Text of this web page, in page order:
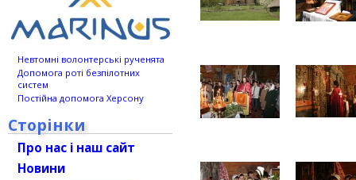
Невтомні волонтерські рученята
Допомога роті безпілотних
систем
Постійна допомога Херсону
Сторінки
Про нас і наш сайт
Новини